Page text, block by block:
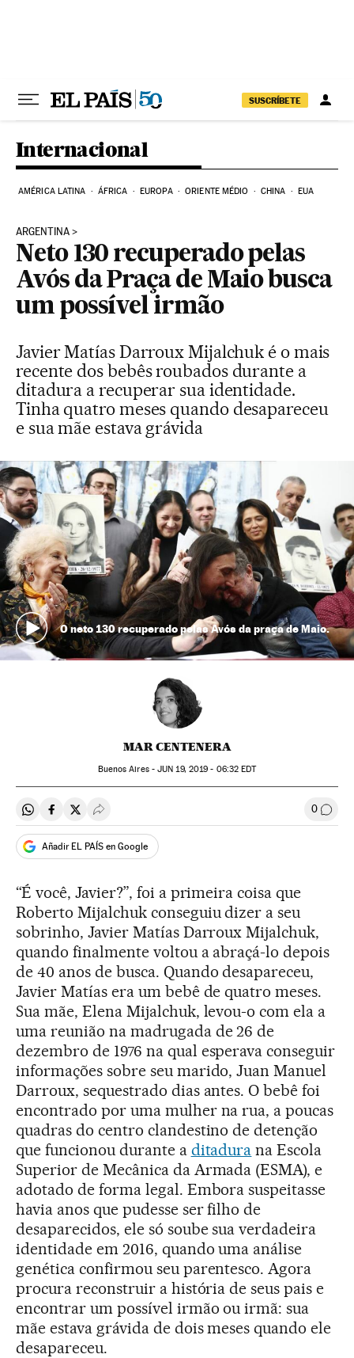
SUSCRÍBETE
Internacional
AMÉRICA LATINA ÁFRICA EUROPA ORIENTE MÉDIO CHINA EUA
ARGENTINA
Neto 130 recuperado pelas
Avós da Praça de Maio busca
um possível irmão
Javier Matías Darroux Mijalchuk é o mais
recente dos bebês roubados durante a
ditadura a recuperar sua identidade.
Tinha quatro meses quando desapareceu
e sua mãe estava grávida
O neto 130 recuperado pelas Avós da praça de Maio.
MAR CENTENERA
Buenos Aires -JUN 19, 2019 - 06:32 EDT
Compartir en Whatsapp
Compartir en Facebook
Compartir en Twitter
Desplegar Redes Sociales 0
Añadir EL PAÍS en Google
“É você, Javier?”, foi a primeira coisa que
Roberto Mijalchuk conseguiu dizer a seu
sobrinho, Javier Matías Darroux Mijalchuk,
quando finalmente voltou a abraçá-lo depois
de 40 anos de busca. Quando desapareceu,
Javier Matías era um bebê de quatro meses.
Sua mãe, Elena Mijalchuk, levou-o com ela a
uma reunião na madrugada de 26 de
dezembro de 1976 na qual esperava conseguir
informações sobre seu marido, Juan Manuel
Darroux, sequestrado dias antes. O bebê foi
encontrado por uma mulher na rua, a poucas
quadras do centro clandestino de detenção
que funcionou durante a ditadura na Escola
Superior de Mecânica da Armada (ESMA), e
adotado de forma legal. Embora suspeitasse
havia anos que pudesse ser filho de
desaparecidos, ele só soube sua verdadeira
identidade em 2016, quando uma análise
genética confirmou seu parentesco. Agora
procura reconstruir a história de seus pais e
encontrar um possível irmão ou irmã: sua
mãe estava grávida de dois meses quando ele
desapareceu.